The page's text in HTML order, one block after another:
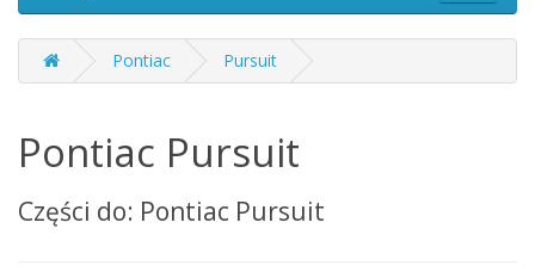
Pontiac Pursuit
Pontiac Pursuit
Części do: Pontiac Pursuit